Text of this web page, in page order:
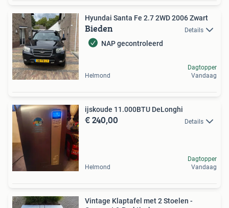
Hyundai Santa Fe 2.7 2WD 2006 Zwart
Bieden Details
NAP gecontroleerd
Helmond
Dagtopper
Vandaag
ijskoude 11.000BTU DeLonghi
€ 240,00 Details
Helmond
Dagtopper
Vandaag
Vintage Klaptafel met 2 Stoelen -